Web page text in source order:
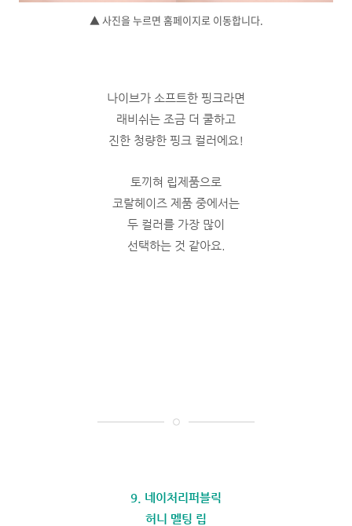
▲ 사진을 누르면 홈페이지로 이동합니다.
나이브가 소프트한 핑크라면
래비쉬는 조금 더 쿨하고
진한 청량한 핑크 컬러에요!
토끼혀 립제품으로
코랄헤이즈 제품 중에서는
두 컬러를 가장 많이
선택하는 것 같아요.
9. 네이처리퍼블릭
허니 멜팅 립